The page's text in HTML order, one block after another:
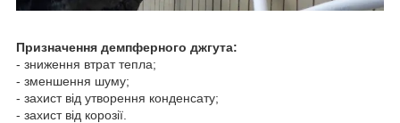
Призначення демпферного джгута:
- зниження втрат тепла;
- зменшення шуму;
- захист від утворення конденсату;
- захист від корозії.